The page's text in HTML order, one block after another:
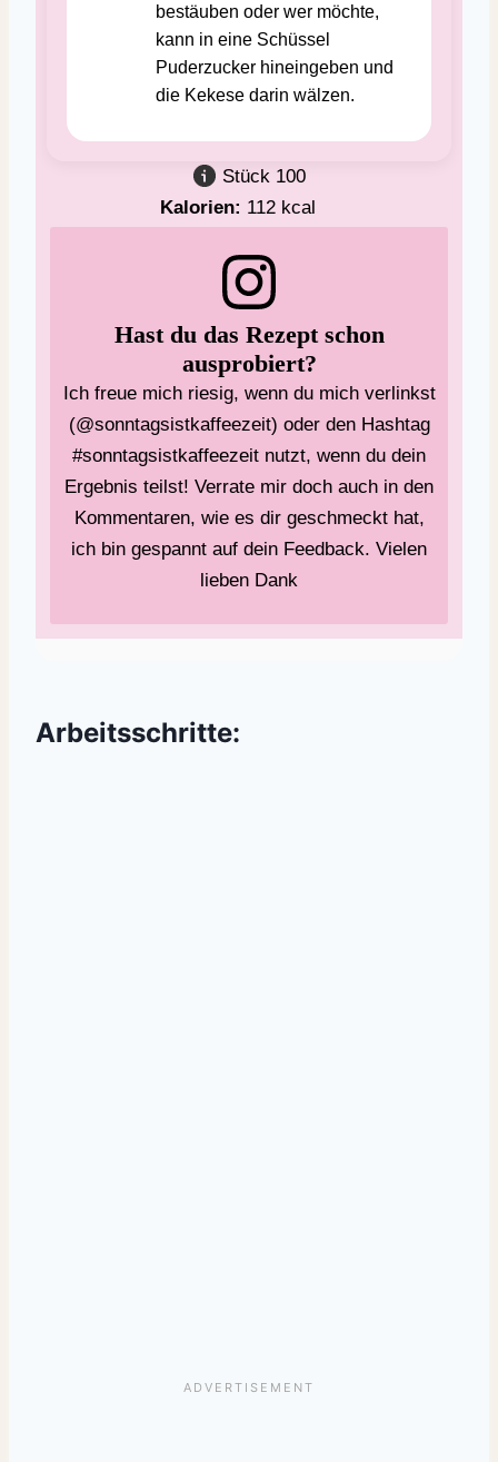
bestäuben oder wer möchte,
kann in eine Schüssel
Puderzucker hineingeben und
die Kekese darin wälzen.
Stück 100
Kalorien: 112 kcal
Hast du das Rezept schon
ausprobiert?
Ich freue mich riesig, wenn du mich verlinkst
(@sonntagsistkaffeezeit) oder den Hashtag
#sonntagsistkaffeezeit nutzt, wenn du dein
Ergebnis teilst! Verrate mir doch auch in den
Kommentaren, wie es dir geschmeckt hat,
ich bin gespannt auf dein Feedback. Vielen
lieben Dank
Arbeitsschritte: